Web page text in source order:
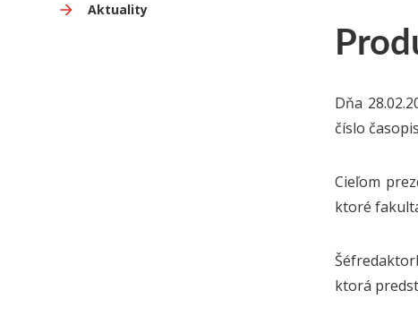
Aktuality
Dňa
číslo
Cieľom
ktoré
ktorá